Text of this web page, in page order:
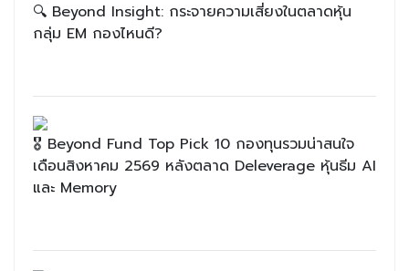
🔍 Beyond Insight: กระจายความเสี่ยงในตลาดหุ้น
กลุ่ม EM กองไหนดี?
🎖 Beyond Fund Top Pick 10 กองทุนรวมน่าสนใจ
เดือนสิงหาคม 2569 หลังตลาด Deleverage หุ้นธีม AI
และ Memory